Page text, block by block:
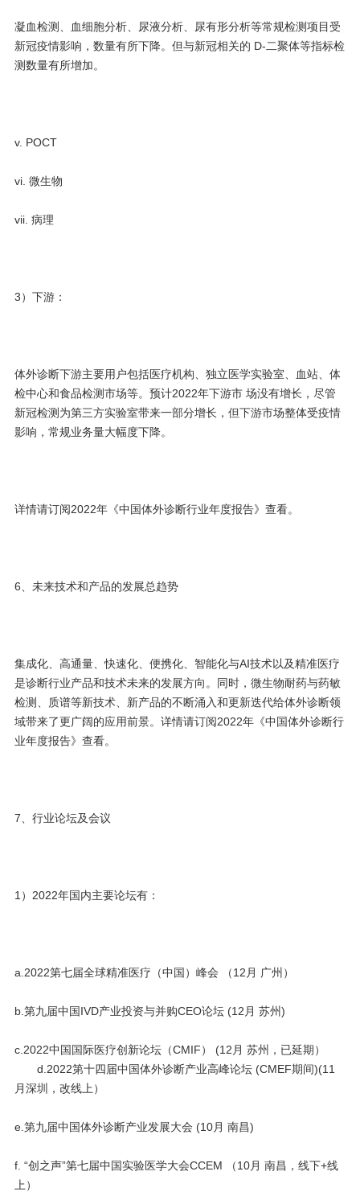
凝血检测、血细胞分析、尿液分析、尿有形分析等常规检测项目受
新冠疫情影响，数量有所下降。但与新冠相关的 D-二聚体等指标检
测数量有所增加。
v. POCT
vi. 微生物
vii. 病理
3）下游：
体外诊断下游主要用户包括医疗机构、独立医学实验室、血站、体
检中心和食品检测市场等。预计2022年下游市 场没有增长，尽管
新冠检测为第三方实验室带来一部分增长，但下游市场整体受疫情
影响，常规业务量大幅度下降。
详情请订阅2022年《中国体外诊断行业年度报告》查看。
6、未来技术和产品的发展总趋势
集成化、高通量、快速化、便携化、智能化与AI技术以及精准医疗
是诊断行业产品和技术未来的发展方向。同时，微生物耐药与药敏
检测、质谱等新技术、新产品的不断涌入和更新迭代给体外诊断领
域带来了更广阔的应用前景。详情请订阅2022年《中国体外诊断行
业年度报告》查看。
7、行业论坛及会议
1）2022年国内主要论坛有：
a.2022第七届全球精准医疗（中国）峰会 （12月 广州）
b.第九届中国IVD产业投资与并购CEO论坛 (12月 苏州)
c.2022中国国际医疗创新论坛（CMIF） (12月 苏州，已延期）
d.2022第十四届中国体外诊断产业高峰论坛 (CMEF期间)(11
月深圳，改线上）
e.第九届中国体外诊断产业发展大会 (10月 南昌)
f. “创之声”第七届中国实验医学大会CCEM （10月 南昌，线下+线
上）